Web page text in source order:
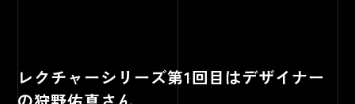
レクチャーシリーズ第1回目はデザイナー